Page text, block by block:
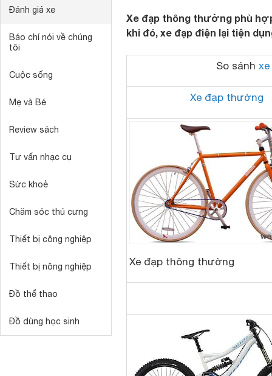
Đánh giá xe
Báo chí nói về chúng
tôi
Cuộc sống
Mẹ và Bé
Review sách
Tư vấn nhạc cụ
Sức khoẻ
Chăm sóc thú cưng
Thiết bị công nghiệp
Thiết bị nông nghiệp
Đồ thể thao
Đồ dùng học sinh
Xe đạp thông thường phù
khi đó, xe đạp điện lại tiện
So sánh
Xe đạp thường
Xe đạp thông thường